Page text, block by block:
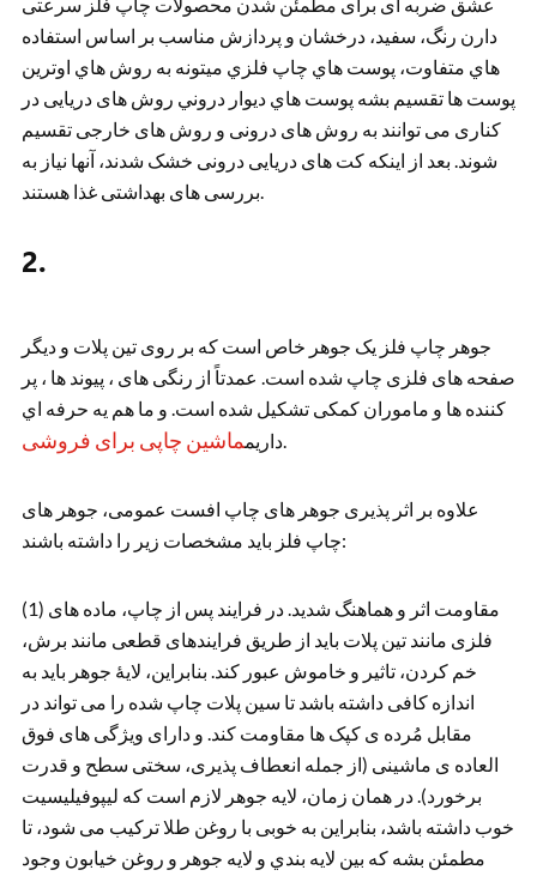
دارن رنگ، سفید، درخشان و پردازش مناسب بر اساس استفاده
هاي متفاوت، پوست هاي چاپ فلزي ميتونه به روش هاي اوترين
پوست ها تقسيم بشه پوست هاي ديوار دروني روش های دریایی در
کناری می توانند به روش های درونی و روش های خارجی تقسیم
شوند. بعد از اینکه کت های دریایی درونی خشک شدند، آنها نیاز به
بررسی های بهداشتی غذا هستند.
2.
جوهر چاپ فلز یک جوهر خاص است که بر روی تین پلات و دیگر
صفحه های فلزی چاپ شده است. عمدتاً از رنگی های ، پیوند ها ، پر
کننده ها و ماموران کمکی تشکیل شده است. و ما هم يه حرفه اي
داريمماشین چاپی برای فروشی .
علاوه بر اثر پذیری جوهر های چاپ افست عمومی، جوهر های
چاپ فلز باید مشخصات زیر را داشته باشند:
(1) مقاومت اثر و هماهنگ شديد. در فرایند پس از چاپ، ماده های
فلزی مانند تین پلات باید از طریق فرایندهای قطعی مانند برش،
خم کردن، تاثیر و خاموش عبور کند. بنابراین، لایهٔ جوهر باید به
اندازه کافی داشته باشد تا سین پلات چاپ شده را می تواند در
مقابل مُرده ی کپک ها مقاومت کند. و دارای ویژگی های فوق
العاده ی ماشینی (از جمله انعطاف پذیری، سختی سطح و قدرت
برخورد). در همان زمان، لایه جوهر لازم است که لیپوفیلیسیت
خوب داشته باشد، بنابراین به خوبی با روغن طلا ترکیب می شود، تا
مطمئن بشه که بين لايه بندي و لايه جوهر و روغن خيابون وجود